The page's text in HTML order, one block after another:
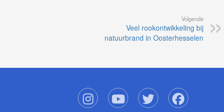
Volgende
Veel rookontwikkeling bij
natuurbrand in Oosterhesselen